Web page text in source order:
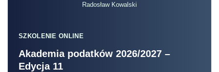
Radosław Kowalski
SZKOLENIE ONLINE
Akademia podatków 2026/2027 –
Edycja 11